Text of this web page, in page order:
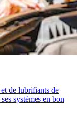
de lubrifiants de
systèmes en bon